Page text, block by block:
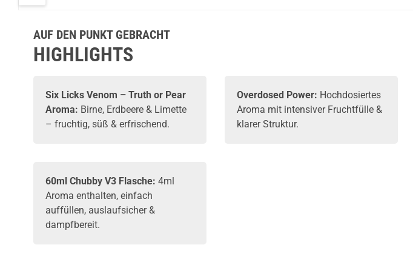
AUF DEN PUNKT GEBRACHT
HIGHLIGHTS
Six Licks Venom – Truth or Pear
Aroma: Birne, Erdbeere & Limette
– fruchtig, süß & erfrischend.
Overdosed Power: Hochdosiertes
Aroma mit intensiver Fruchtfülle &
klarer Struktur.
60ml Chubby V3 Flasche: 4ml
Aroma enthalten, einfach
auffüllen, auslaufsicher &
dampfbereit.